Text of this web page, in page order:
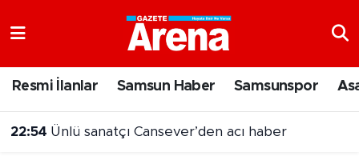
Resmi İlanlar Samsun Haber Samsunspor
22:54 Ünlü sanatçı Cansever’den acı haber
Samsun Namaz Vakitleri